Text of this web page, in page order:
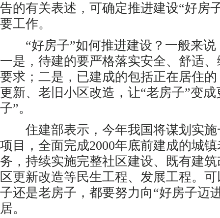
告的有关表述，可确定推进建设“好房
要工作。
“好房子”如何推进建设？一般来说
一是，待建的要严格落实安全、舒适
要求；二是，已建成的包括正在居住
更新、老旧小区改造，让“老房子”变
子”。
住建部表示，今年我国将谋划实施
项目，全面完成2000年底前建成的城
务，持续实施完整社区建设、既有建
区更新改造等民生工程、发展工程。
子还是老房子，都要努力向“好房子迈
居。